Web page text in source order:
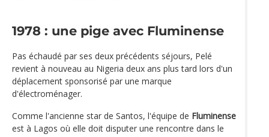
1978 : une pige avec Fluminense
Pas échaudé par ses deux précédents séjours, Pelé
revient à nouveau au Nigeria deux ans plus tard lors d'un
déplacement sponsorisé par une marque
d'électroménager.
Comme l'ancienne star de Santos, l'équipe de Fluminense
est à Lagos où elle doit disputer une rencontre dans le